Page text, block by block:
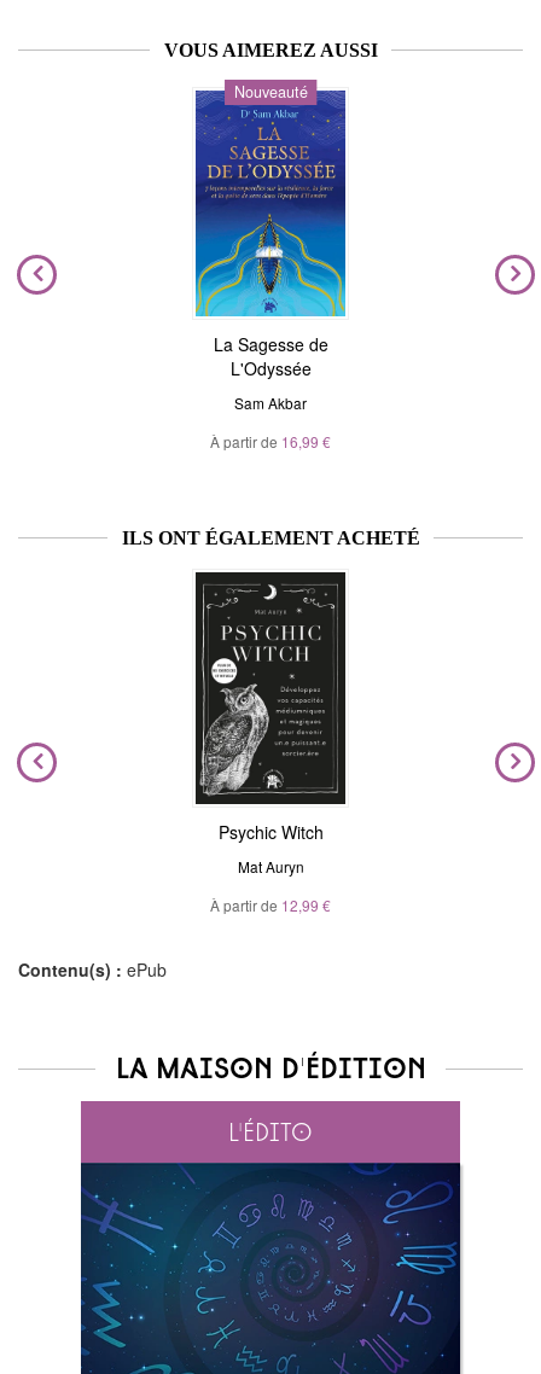
VOUS AIMEREZ AUSSI
Nouveauté
La Sagesse de
L'Odyssée
Sam Akbar
À partir de 16,99 €
ILS ONT ÉGALEMENT ACHETÉ
Psychic Witch
Mat Auryn
À partir de 12,99 €
Contenu(s) : ePub
La maison d'édition
L'édito